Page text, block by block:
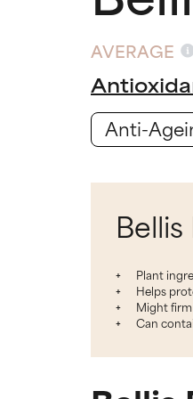
AVERAGE
Anti-
Plant
Helps
Might
Can